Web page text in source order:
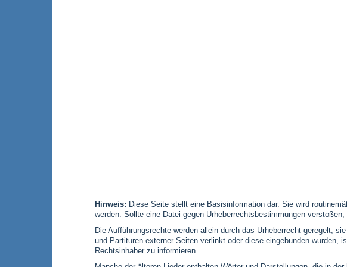
Hinweis: Diese Seite stellt eine Basisinformation dar. Sie wird
werden. Sollte eine Datei gegen Urheberrechtsbestimmungen
Die Aufführungsrechte werden allein durch das Urheberrecht geregelt,
und Partituren externer Seiten verlinkt oder diese eingebunden wurden,
Rechtsinhaber zu informieren.